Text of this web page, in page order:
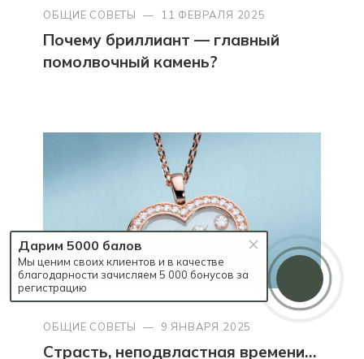
ОБЩИЕ СОВЕТЫ — 11 ФЕВРАЛЯ 2025
Почему бриллиант — главный
помолвочный камень?
ОБЩИЕ СОВЕТЫ — 9 ЯНВАРЯ 2025
Страсть, неподвластная времени…
Дарим 5000 балов
Мы ценим своих клиентов и в качестве
благодарности зачисляем 5 000 бонусов за
регистрацию